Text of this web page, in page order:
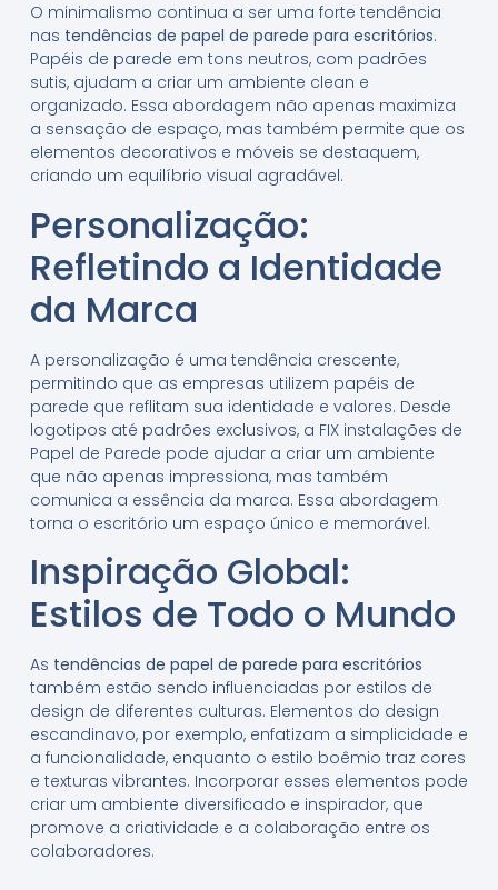
O minimalismo continua a ser uma forte tendência
nas tendências de papel de parede para escritórios.
Papéis de parede em tons neutros, com padrões
sutis, ajudam a criar um ambiente clean e
organizado. Essa abordagem não apenas maximiza
a sensação de espaço, mas também permite que os
elementos decorativos e móveis se destaquem,
criando um equilíbrio visual agradável.
Personalização:
Refletindo a Identidade
da Marca
A personalização é uma tendência crescente,
permitindo que as empresas utilizem papéis de
parede que reflitam sua identidade e valores. Desde
logotipos até padrões exclusivos, a FIX instalações de
Papel de Parede pode ajudar a criar um ambiente
que não apenas impressiona, mas também
comunica a essência da marca. Essa abordagem
torna o escritório um espaço único e memorável.
Inspiração Global:
Estilos de Todo o Mundo
As tendências de papel de parede para escritórios
também estão sendo influenciadas por estilos de
design de diferentes culturas. Elementos do design
escandinavo, por exemplo, enfatizam a simplicidade e
a funcionalidade, enquanto o estilo boêmio traz cores
e texturas vibrantes. Incorporar esses elementos pode
criar um ambiente diversificado e inspirador, que
promove a criatividade e a colaboração entre os
colaboradores.